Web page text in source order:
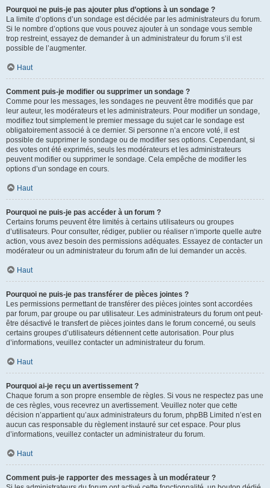
Pourquoi ne puis-je pas ajouter plus d’options à un sondage ?
La limite d’options d’un sondage est décidée par les administrateurs du forum.
Si le nombre d’options que vous pouvez ajouter à un sondage vous semble
trop restreint, essayez de demander à un administrateur du forum s’il est
possible de l’augmenter.
Haut
Comment puis-je modifier ou supprimer un sondage ?
Comme pour les messages, les sondages ne peuvent être modifiés que par
leur auteur, les modérateurs et les administrateurs. Pour modifier un sondage,
modifiez tout simplement le premier message du sujet car le sondage est
obligatoirement associé à ce dernier. Si personne n’a encore voté, il est
possible de supprimer le sondage ou de modifier ses options. Cependant, si
des votes ont été exprimés, seuls les modérateurs et les administrateurs
peuvent modifier ou supprimer le sondage. Cela empêche de modifier les
options d’un sondage en cours.
Haut
Pourquoi ne puis-je pas accéder à un forum ?
Certains forums peuvent être limités à certains utilisateurs ou groupes
d’utilisateurs. Pour consulter, rédiger, publier ou réaliser n’importe quelle autre
action, vous avez besoin des permissions adéquates. Essayez de contacter un
modérateur ou un administrateur du forum afin de lui demander un accès.
Haut
Pourquoi ne puis-je pas transférer de pièces jointes ?
Les permissions permettant de transférer des pièces jointes sont accordées
par forum, par groupe ou par utilisateur. Les administrateurs du forum ont peut-
être désactivé le transfert de pièces jointes dans le forum concerné, ou seuls
certains groupes d’utilisateurs détiennent cette autorisation. Pour plus
d’informations, veuillez contacter un administrateur du forum.
Haut
Pourquoi ai-je reçu un avertissement ?
Chaque forum a son propre ensemble de règles. Si vous ne respectez pas une
de ces règles, vous recevrez un avertissement. Veuillez noter que cette
décision n’appartient qu’aux administrateurs du forum, phpBB Limited n’est en
aucun cas responsable du règlement instauré sur cet espace. Pour plus
d’informations, veuillez contacter un administrateur du forum.
Haut
Comment puis-je rapporter des messages à un modérateur ?